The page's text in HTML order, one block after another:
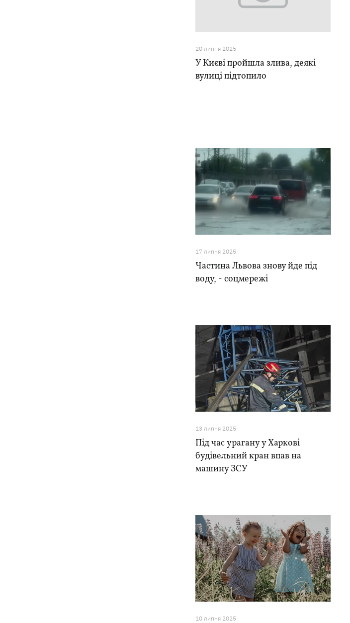
20 липня 2025
У Києві пройшла злива, деякі
вулиці підтопило
17 липня 2025
Частина Львова знову йде під
воду, - соцмережі
13 липня 2025
Під час урагану у Харкові
будівельний кран впав на
машину ЗСУ
10 липня 2025